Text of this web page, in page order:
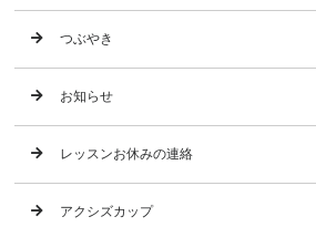
つぶやき
お知らせ
レッスンお休みの連絡
アクシズカップ